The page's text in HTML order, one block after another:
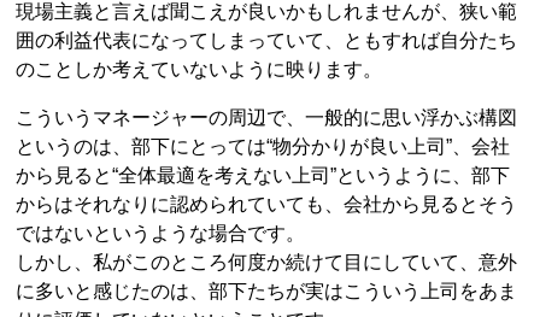
現場主義と言えば聞こえが良いかもしれませんが、狭い範
囲の利益代表になってしまっていて、ともすれば自分たち
のことしか考えていないように映ります。
こういうマネージャーの周辺で、一般的に思い浮かぶ構図
というのは、部下にとっては“物分かりが良い上司”、会社
から見ると“全体最適を考えない上司”というように、部下
からはそれなりに認められていても、会社から見るとそう
ではないというような場合です。
しかし、私がこのところ何度か続けて目にしていて、意外
に多いと感じたのは、部下たちが実はこういう上司をあま